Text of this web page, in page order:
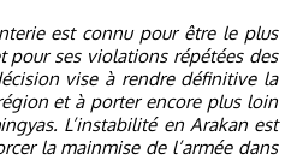
est connu pour être le plus
pour ses violations répétées des
vise à rendre définitive la
et à porter encore plus loin
L’instabilité en Arakan est
la mainmise de l’armée dans